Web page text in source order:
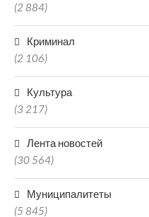
(2 884)
Криминал
(2 106)
Культура
(3 217)
Лента новостей
(30 564)
Муниципалитеты
(5 845)